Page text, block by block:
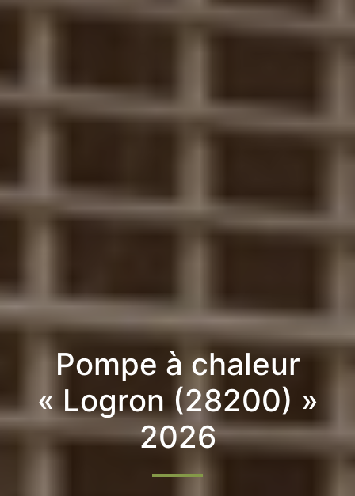
Pompe à chaleur
« Logron (28200) »
2026